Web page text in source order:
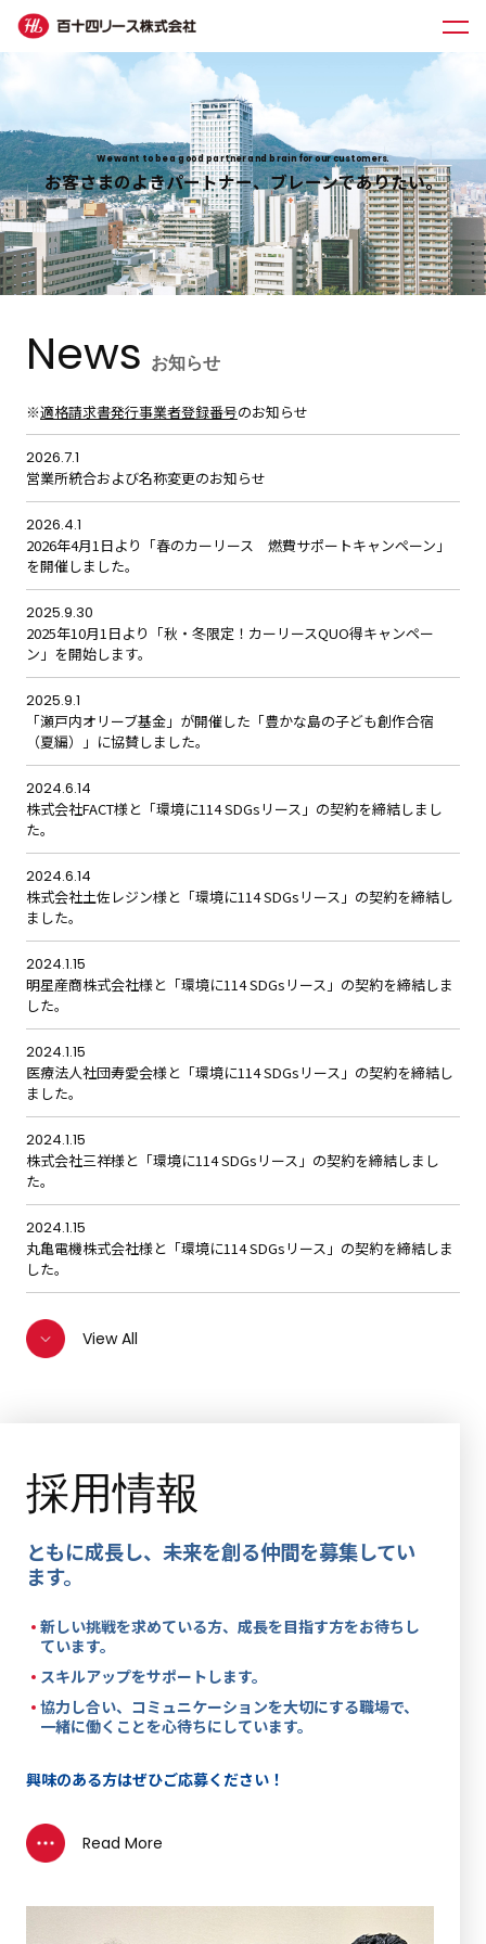
We want to be a good partner and brain for our customers.
お客さまのよきパートナー、ブレーンでありたい。
News お知らせ
※適格請求書発行事業者登録番号のお知らせ
2026.7.1
営業所統合および名称変更のお知らせ
2026.4.1
2026年4月1日より「春のカーリース 燃費サポートキャンペーン」
を開催しました。
2025.9.30
2025年10月1日より「秋・冬限定！カーリースQUO得キャンペー
ン」を開始します。
2025.9.1
「瀬戸内オリーブ基金」が開催した「豊かな島の子ども創作合宿
（夏編）」に協賛しました。
2024.6.14
株式会社FACT様と「環境に114 SDGsリース」の契約を締結しまし
た。
2024.6.14
株式会社土佐レジン様と「環境に114 SDGsリース」の契約を締結し
ました。
2024.1.15
明星産商株式会社様と「環境に114 SDGsリース」の契約を締結しま
した。
2024.1.15
医療法人社団寿愛会様と「環境に114 SDGsリース」の契約を締結し
ました。
2024.1.15
株式会社三祥様と「環境に114 SDGsリース」の契約を締結しまし
た。
2024.1.15
丸亀電機株式会社様と「環境に114 SDGsリース」の契約を締結しま
した。
View All
採用情報
ともに成長し、未来を創る仲間を募集してい
ます。
新しい挑戦を求めている方、成長を目指す方をお待ちし
ています。
スキルアップをサポートします。
協力し合い、コミュニケーションを大切にする職場で、
一緒に働くことを心待ちにしています。
興味のある方はぜひご応募ください！
Read More